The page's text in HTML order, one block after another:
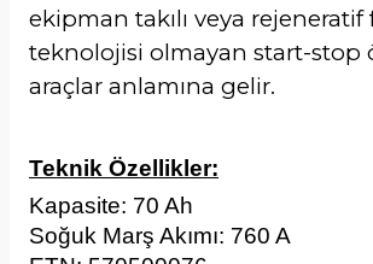
ekipman takılı veya
teknolojisi olmayan start-stop
araçlar anlamına gelir.
Teknik Özellikler:
Kapasite: 70 Ah
Soğuk Marş Akımı: 760 A